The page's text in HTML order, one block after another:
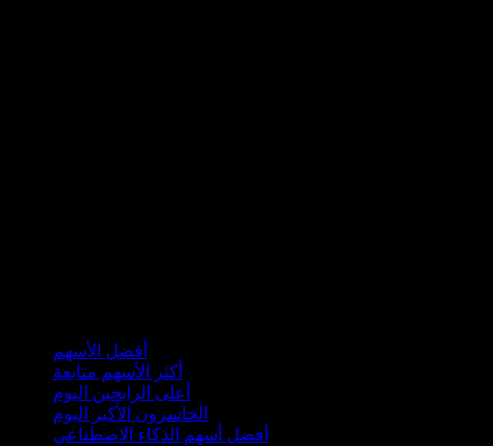
أفضل الأسهم
أكثر الأسهم متابعة
أعلى الرابحين اليوم
الخاسرون الأكبر اليوم
أفضل أسهم الذكاء الاصطناعي